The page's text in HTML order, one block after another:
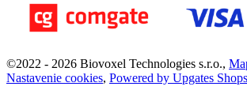
©2022 - 2026 Biovoxel Technologies s.r.o.,
Nastavenie cookies, Powered by Upgates Shops